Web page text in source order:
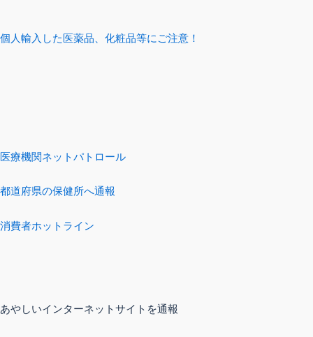
個人輸入した医薬品、化粧品等にご注意！
医療機関ネットパトロール
都道府県の保健所へ通報
消費者ホットライン
あやしいインターネットサイトを通報